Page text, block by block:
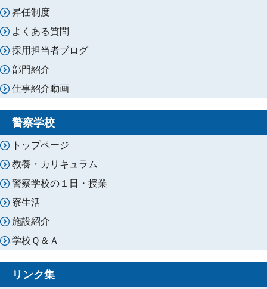
昇任制度
よくある質問
採用担当者ブログ
部門紹介
仕事紹介動画
警察学校
トップページ
教養・カリキュラム
警察学校の１日・授業
寮生活
施設紹介
学校Ｑ＆Ａ
リンク集